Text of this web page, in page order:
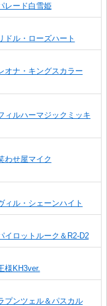
レード白雪姫
ドル・ローズハート
オナ・キングスカラー
ィルハーマジックミッキ
わせ屋マイク
ィル・シェーンハイト
イロットルーク＆R2-D2
様KH3ver.
プンツェル＆パスカル